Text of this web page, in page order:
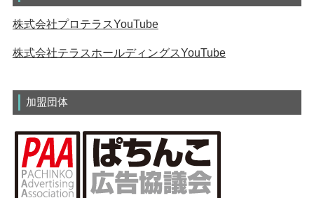
株式会社プロテラスYouTube
株式会社テラスホールディングスYouTube
加盟団体